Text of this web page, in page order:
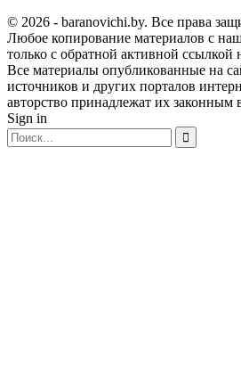
© 2026 - baranovichi.by. Все права
Любое копирование материалов с
только с обратной активной ссылкой
Все материалы опубликованные на
источников и других порталов
авторство принадлежат их законным
Sign in